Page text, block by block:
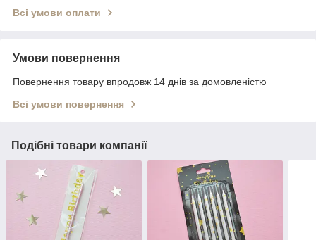
Всі умови оплати
Умови повернення
Повернення товару впродовж 14 днів за домовленістю
Всі умови повернення
Подібні товари компанії